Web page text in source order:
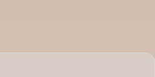
mobilisierst die Gelenke. Auch die